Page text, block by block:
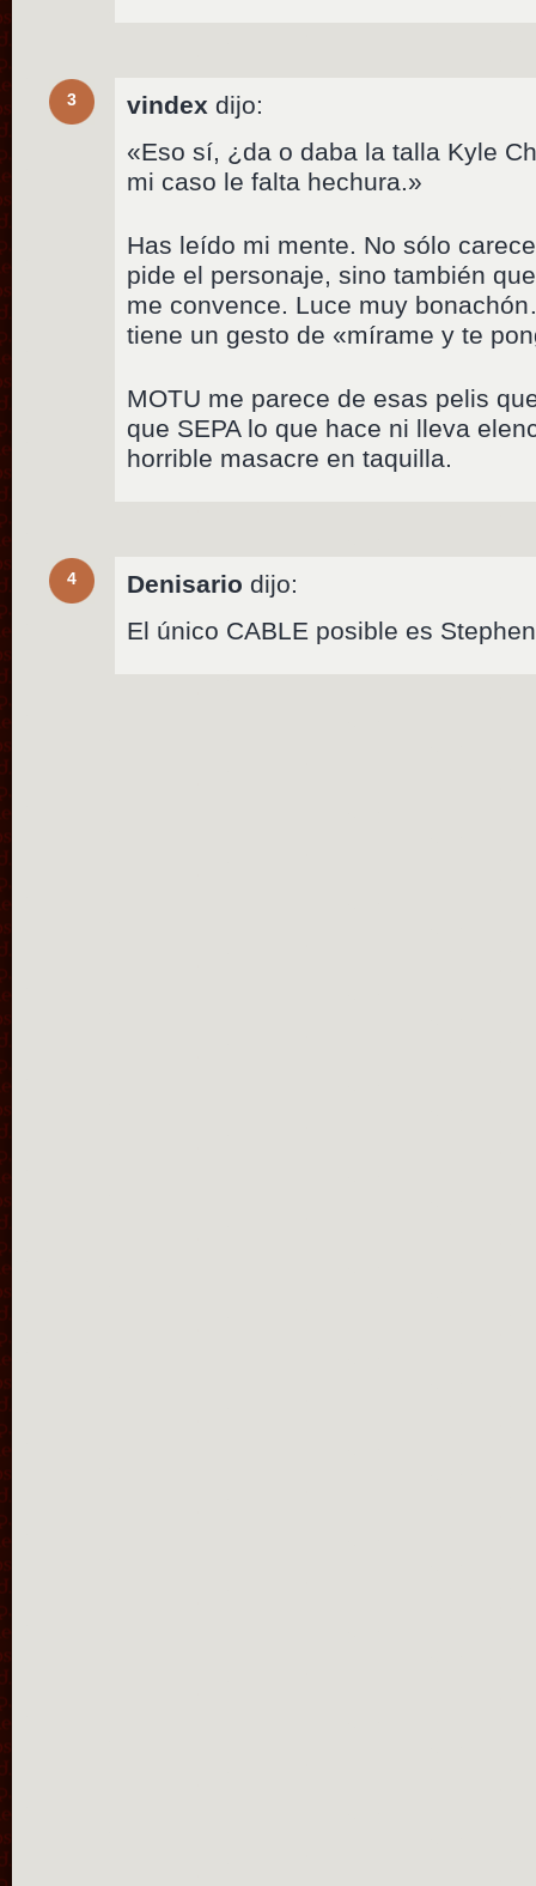
3 vindex dijo:
«Eso sí, ¿da o daba la talla Kyle
mi caso le falta hechura.»
Has leído mi mente. No sólo
pide el personaje, sino también
me convence. Luce muy
tiene un gesto de «mírame y te
MOTU me parece de esas pelis
que SEPA lo que hace ni lleva
horrible masacre en taquilla.
4 Denisario dijo:
El único CABLE posible es